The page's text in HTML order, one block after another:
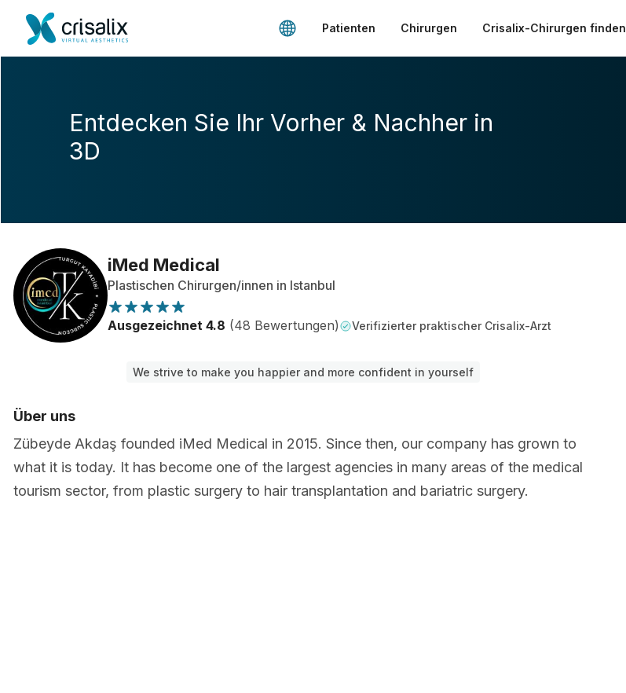
Patienten Chirurgen Crisalix-Chirurgen finden
Entdecken Sie Ihr Vorher & Nachher in
3D
iMed Medical
Plastischen Chirurgen/innen in Istanbul
Ausgezeichnet 4.8 (48 Bewertungen) Verifizierter praktischer Crisalix-Arzt
We strive to make you happier and more confident in yourself
Über uns
Zübeyde Akdaş founded iMed Medical in 2015. Since then, our company has grown to
what it is today. It has become one of the largest agencies in many areas of the medical
tourism sector, from plastic surgery to hair transplantation and bariatric surgery.